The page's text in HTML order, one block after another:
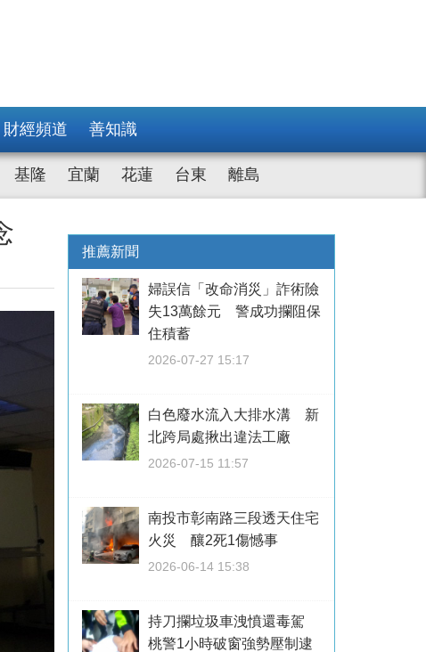
財經頻道 善知識
基隆 宜蘭 花蓮 台東 離島
推薦新聞
婦誤信「改命消災」詐術險
失13萬餘元 警成功攔阻保
住積蓄
2026-07-27 15:17
白色廢水流入大排水溝 新
北跨局處揪出違法工廠
2026-07-15 11:57
南投市彰南路三段透天住宅
火災 釀2死1傷憾事
2026-06-14 15:38
持刀攔垃圾車洩憤還毒駕
桃警1小時破窗強勢壓制逮